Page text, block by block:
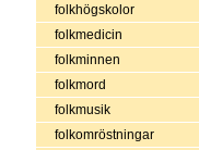
folkhögskolor
folkmedicin
folkminnen
folkmord
folkmusik
folkomröstningar